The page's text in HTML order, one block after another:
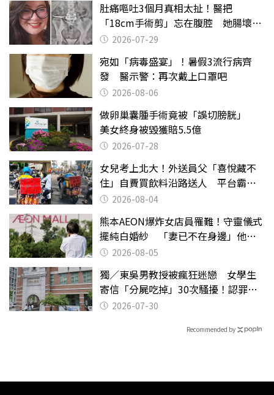
肚痛嘔吐3個月真相太扯！醫把
「18cm手術剪」忘在腹腔 她腸壞死
險喪命
2026-07-29
宛如「病毒盛宴」！暑假3流行病齊
發 醫示警：再次戴上口罩吧
2026-08-06
做卵巢囊腫手術竟被「誤切膀胱」
美女終身被毀獲賠5.5億
2026-07-28
女兒考上北大！外送員父「喜悅藏不
住」自費買飲料沿路送人 平台霸氣
幫付學費
2026-08-04
熊本AEON爆炸女店員罹難！守靈儀式
擺純白婚紗 「妻已不在身邊」他淚
喊：無法想像
2026-08-05
獨／東吳男教授被瘋狂迷戀 女學生
寄信「分屍吃掉」30次騷擾！認罪免
關 2026-07-30
Recommended by